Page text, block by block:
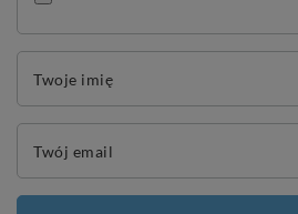
Twoje imię
Twój email